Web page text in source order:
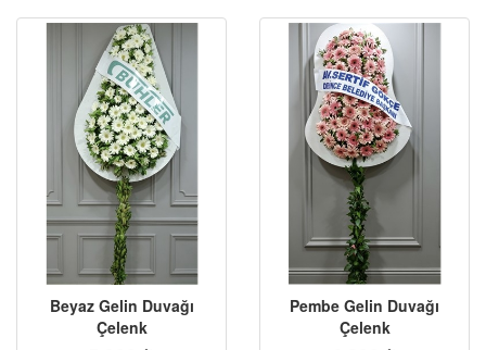
Beyaz Gelin Duvağı
Çelenk
Pembe Gelin Duvağı
Çelenk